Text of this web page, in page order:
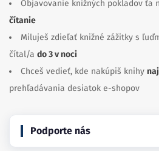
Objavovanie knižných pokladov ťa
čítanie
Miluješ zdieľať knižné zážitky s
čítal/a do 3 v noci
Chceš vedieť, kde nakúpiš knihy
prehľadávania desiatok e-shopov
Podporte nás